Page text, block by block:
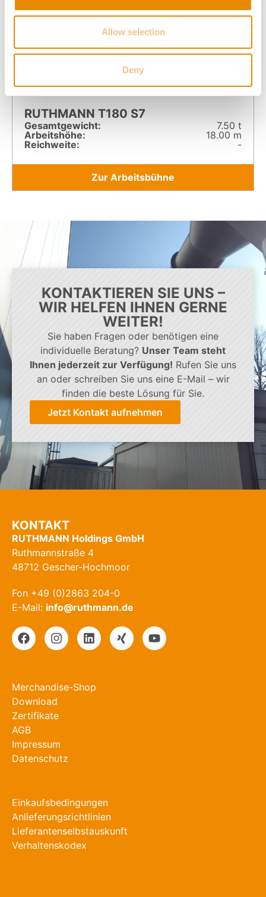
Allow selection
Deny
RUTHMANN T180 S7
Gesamt­gewicht:
7.50 t
Arbeitshöhe:
18.00 m
Reichweite:
-
Zur Arbeitsbühne
KONTAKTIEREN SIE UNS –
WIR HELFEN IHNEN GERNE
WEITER!
Sie haben Fragen oder benötigen eine
individuelle Beratung? Unser Team steht
Ihnen jederzeit zur Verfügung! Rufen Sie uns
an oder schreiben Sie uns eine E-Mail – wir
finden die beste Lösung für Sie.
Jetzt Kontakt aufnehmen
KONTAKT
RUTHMANN Holdings GmbH
Ruthmannstraße 4
48712 Gescher-Hochmoor
Fon +49 (0)2863 204-0
E-Mail: info@ruthmann.de
Merchandise-Shop
Download
Zertifikate
AGB
Impressum
Datenschutz
Einkaufsbedingungen
Anlieferungsrichtlinien
Lieferantenselbstauskunft
Verhaltenskodex